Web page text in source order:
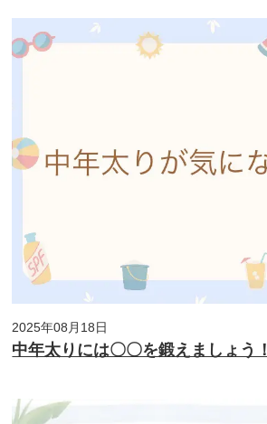
2025年08月18日
中年太りには〇〇を鍛えましょう！